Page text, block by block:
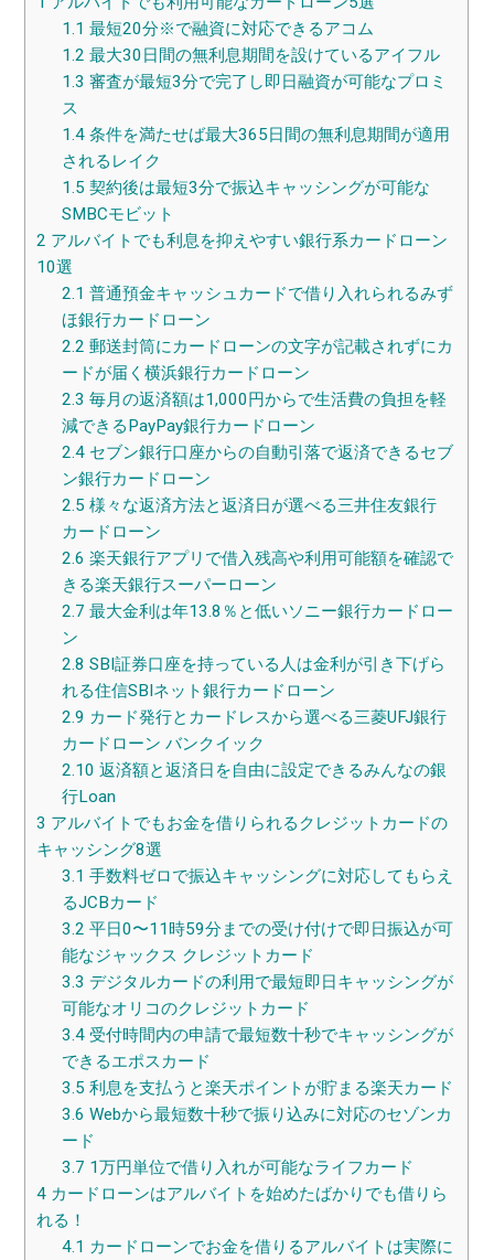
1.1 最短20分※で融資に対応できるアコム
1.2 最大30日間の無利息期間を設けているアイフル
1.3 審査が最短3分で完了し即日融資が可能なプロミ
ス
1.4 条件を満たせば最大365日間の無利息期間が適用
されるレイク
1.5 契約後は最短3分で振込キャッシングが可能な
SMBCモビット
2 アルバイトでも利息を抑えやすい銀行系カードローン
10選
2.1 普通預金キャッシュカードで借り入れられるみず
ほ銀行カードローン
2.2 郵送封筒にカードローンの文字が記載されずにカ
ードが届く横浜銀行カードローン
2.3 毎月の返済額は1,000円からで生活費の負担を軽
減できるPayPay銀行カードローン
2.4 セブン銀行口座からの自動引落で返済できるセブ
ン銀行カードローン
2.5 様々な返済方法と返済日が選べる三井住友銀行
カードローン
2.6 楽天銀行アプリで借入残高や利用可能額を確認で
きる楽天銀行スーパーローン
2.7 最大金利は年13.8％と低いソニー銀行カードロー
ン
2.8 SBI証券口座を持っている人は金利が引き下げら
れる住信SBIネット銀行カードローン
2.9 カード発行とカードレスから選べる三菱UFJ銀行
カードローン バンクイック
2.10 返済額と返済日を自由に設定できるみんなの銀
行Loan
3 アルバイトでもお金を借りられるクレジットカードの
キャッシング8選
3.1 手数料ゼロで振込キャッシングに対応してもらえ
るJCBカード
3.2 平日0〜11時59分までの受け付けで即日振込が可
能なジャックス クレジットカード
3.3 デジタルカードの利用で最短即日キャッシングが
可能なオリコのクレジットカード
3.4 受付時間内の申請で最短数十秒でキャッシングが
できるエポスカード
3.5 利息を支払うと楽天ポイントが貯まる楽天カード
3.6 Webから最短数十秒で振り込みに対応のセゾンカ
ード
3.7 1万円単位で借り入れが可能なライフカード
4 カードローンはアルバイトを始めたばかりでも借りら
れる！
4.1 カードローンでお金を借りるアルバイトは実際に